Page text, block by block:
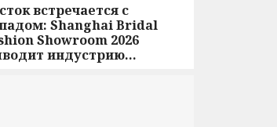
встречается с
Shanghai Bridal
Showroom 2026
индустрию